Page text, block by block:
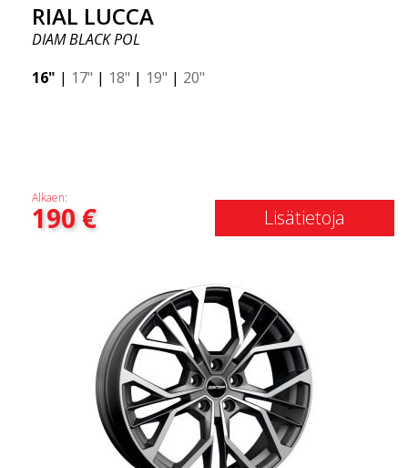
RIAL LUCCA
DIAM BLACK POL
16" | 17" | 18" | 19" | 20"
Alkaen:
190€ Lisätietoja